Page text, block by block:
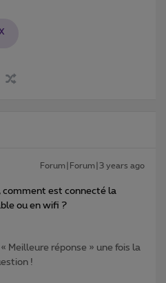
Forum|Forum|3 years ago
, comment est connecté la
ou en wifi ?
Meilleure réponse » une fois la
!